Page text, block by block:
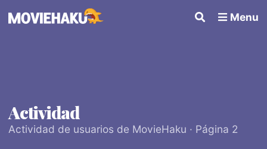
Menu
Actividad
Actividad de usuarios de MovieHaku · Página 2